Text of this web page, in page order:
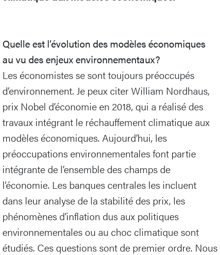
Quelle est l’évolution des modèles économiques
au vu des enjeux environnementaux?
Les économistes se sont toujours préoccupés
d’environnement. Je peux citer William Nordhaus,
prix Nobel d’économie en 2018, qui a réalisé des
travaux intégrant le réchauffement climatique aux
modèles économiques. Aujourd’hui, les
préoccupations environnementales font partie
intégrante de l’ensemble des champs de
l’économie. Les banques centrales les incluent
dans leur analyse de la stabilité des prix, les
phénomènes d’inflation dus aux politiques
environnementales ou au choc climatique sont
étudiés. Ces questions sont de premier ordre. Nous